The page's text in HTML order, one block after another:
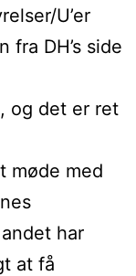
U’er
fra DH’s side
og det er ret
møde med
har
at få